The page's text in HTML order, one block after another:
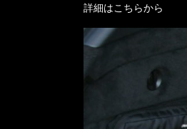
詳細はこちらから